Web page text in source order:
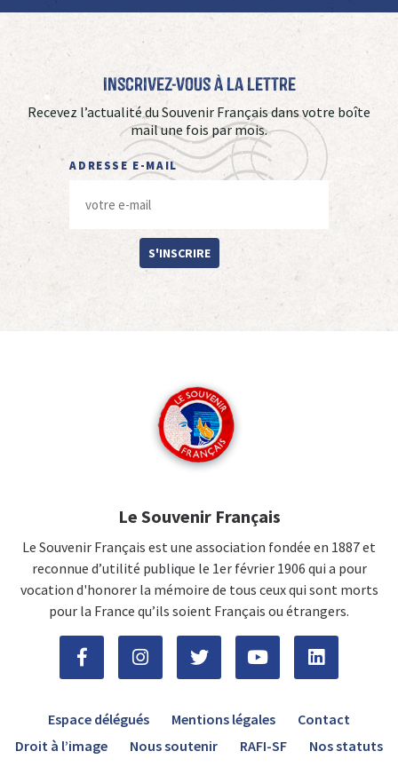
Inscrivez-vous à La Lettre
Recevez l’actualité du Souvenir Français dans votre boîte
mail une fois par mois.
ADRESSE E-MAIL
S'INSCRIRE
Le Souvenir Français
Le Souvenir Français est une association fondée en 1887 et
reconnue d’utilité publique le 1er février 1906 qui a pour
vocation d'honorer la mémoire de tous ceux qui sont morts
pour la France qu’ils soient Français ou étrangers.
Espace délégués Mentions légales
Contact
Droit à l’image
Nous soutenir RAFI-SF Nos statuts